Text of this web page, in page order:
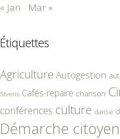
« Jan Mar »
Étiquettes
Agriculture Autogestion
Sivens Cafés-repaire chanson
conférences culture danse
Démarche